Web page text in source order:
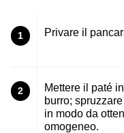
1 Privare il
2
Mettere il paté
burro;
in modo da
omogeneo.